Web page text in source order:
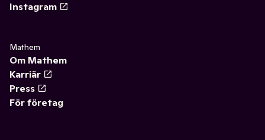
Instagram
Mathem
Om Mathem
Karriär
Press
För företag